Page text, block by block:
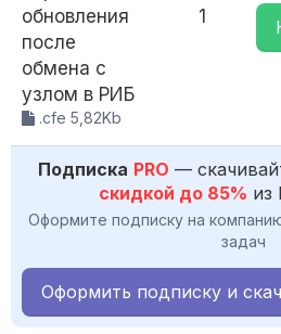
обновления
после
обмена с
узлом в РИБ
.cfe 5,82Kb
1
Подписка PRO —
скидкой до 85% из
Оформите подписку на
задач
Оформить подписку и